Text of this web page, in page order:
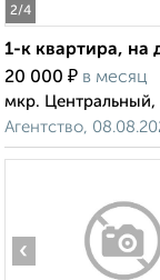
2/4
1-к квартира, на
20 000 ₽ в месяц
мкр. Центральный,
Агентство,
‹